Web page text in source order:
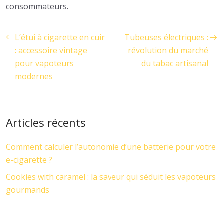
consommateurs.
L’étui à cigarette en cuir
: accessoire vintage
pour vapoteurs
modernes
Tubeuses électriques :
révolution du marché
du tabac artisanal
Articles récents
Comment calculer l’autonomie d’une batterie pour votre
e-cigarette ?
Cookies with caramel : la saveur qui séduit les vapoteurs
gourmands